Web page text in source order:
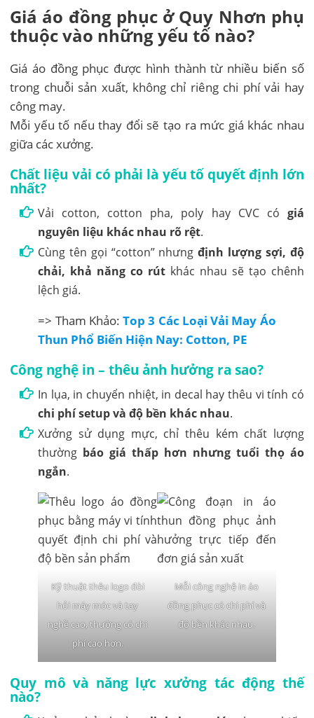
Giá áo đồng phục ở Quy Nhơn phụ
thuộc vào những yếu tố nào?
Giá áo đồng phục được hình thành từ nhiều biến số
trong chuỗi sản xuất, không chỉ riêng chi phí vải hay
công may.
Mỗi yếu tố nếu thay đổi sẽ tạo ra mức giá khác nhau
giữa các xưởng.
Chất liệu vải có phải là yếu tố quyết định lớn
nhất?
Vải cotton, cotton pha, poly hay CVC có giá
nguyên liệu khác nhau rõ rệt.
Cùng tên gọi “cotton” nhưngđịnh lượng sợi, độ
chải, khả năng co rút khác nhau sẽ tạo chênh
lệch giá.
=> Tham Khảo:Top 3 Các Loại Vải May Áo
Thun Phổ Biến Hiện Nay: Cotton, PE
Công nghệ in – thêu ảnh hưởng ra sao?
In lụa, in chuyển nhiệt, in decal hay thêu vi tính có
chi phí setup và độ bền khác nhau.
Xưởng sử dụng mực, chỉ thêu kém chất lượng
thường báo giá thấp hơn nhưng tuổi thọ áo
ngắn.
Kỹ thuật thêu logo đòi
hỏi máy móc và tay
nghề cao, thường có chi
phí cao hơn.
Mỗi công nghệ in áo
đồng phục có chi phí và
độ bền khác nhau.
Quy mô và năng lực xưởng tác động thế
nào?